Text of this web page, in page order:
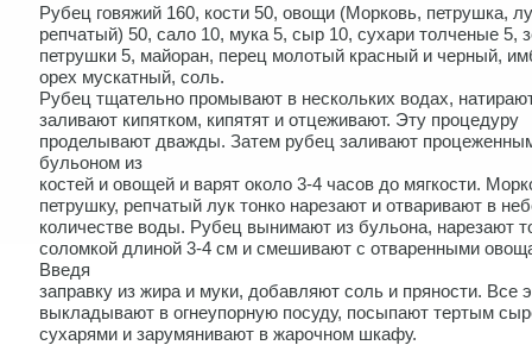
Рубец говяжий 160, кости 50, овощи (Морковь, петрушка,
репчатый) 50, сало 10, мука 5, сыр 10, сухари толченые 5,
петрушки 5, майоран, перец молотый красный и черный,
орех мускатный, соль.
Рубец тщательно промывают в нескольких водах,
заливают кипятком, кипятят и отцеживают. Эту процедуру
проделывают дважды. Затем рубец заливают
бульоном из
костей и овощей и варят около 3-4 часов до мягкости.
петрушку, репчатый лук тонко нарезают и отваривают в
количестве воды. Рубец вынимают из бульона, нарезают
соломкой длиной 3-4 см и смешивают с отваренными
Введя
заправку из жира и муки, добавляют соль и пряности. Все
выкладывают в огнеупорную посуду, посыпают тертым
сухарями и зарумянивают в жарочном шкафу.